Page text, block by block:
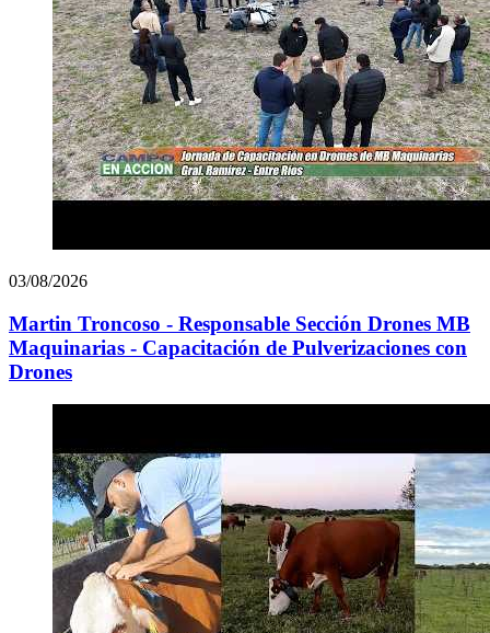
03/08/2026
Martin Troncoso - Responsable Sección Drones MB
Maquinarias - Capacitación de Pulverizaciones con
Drones